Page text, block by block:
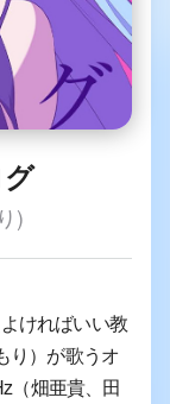
)
ければいい教
り）が歌うオ
（畑亜貴、田